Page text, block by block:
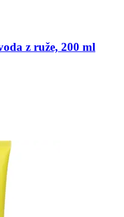
z ruže, 200 ml